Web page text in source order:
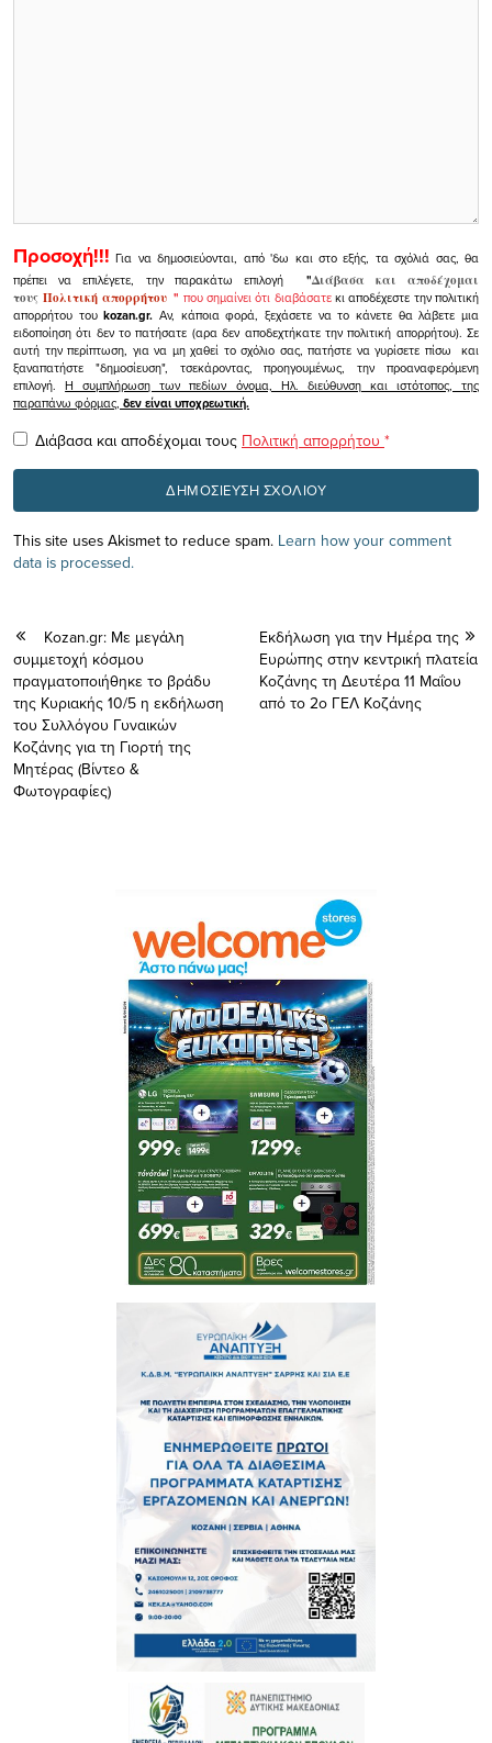
Προσοχή!!! Για να δημοσιεύονται, από 'δω και στο εξής, τα σχόλιά σας, θα
πρέπει να επιλέγετε, την παρακάτω επιλογή
"Διάβασα και αποδέχομαι
τουςΠολιτική απορρήτου" που σημαίνει ότι διαβάσατεκι αποδέχεστε την πολιτική
απορρήτου τουkozan.gr. Αν, κάποια φορά, ξεχάσετε να το κάνετε θα λάβετε μια
ειδοποίηση ότι δεν το πατήσατε (αρα δεν αποδεχτήκατε την πολιτική απορρήτου). Σε
αυτή την περίπτωση, για να μη χαθεί το σχόλιο σας, πατήστε να γυρίσετε πίσω και
ξαναπατήστε "δημοσίευση", τσεκάροντας, προηγουμένως, την προαναφερόμενη
επιλογή.Η συμπλήρωση των πεδίων όνομα, Ηλ. διεύθυνση και ιστότοπος, της
παραπάνω φόρμας, δεν είναι υποχρεωτική.
Διάβασα και αποδέχομαι τους Πολιτική απορρήτου *
This site uses Akismet to reduce spam. Learn how your comment
data is processed.
Kozan.gr: Με μεγάλη
συμμετοχή κόσμου
πραγματοποιήθηκε το βράδυ
της Κυριακής 10/5 η εκδήλωση
του Συλλόγου Γυναικών
Κοζάνης για τη Γιορτή της
Μητέρας (Βίντεο &
Φωτογραφίες)
Εκδήλωση για την Ημέρα της
Ευρώπης στην κεντρική πλατεία
Κοζάνης τη Δευτέρα 11 Μαΐου
από το 2ο ΓΕΛ Κοζάνης